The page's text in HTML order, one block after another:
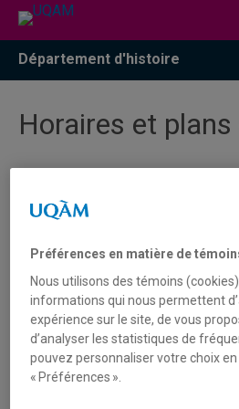
Accéder
recherche
Accéder
menu
pricipal
Accéder
zone
Département d'histoire
Horaires et
Plans de cours
Hiver 2026
Été 2026
Automne 2026
Grille Horaire
Préférences en matière de
Nous utilisons des témoins
informations qui nous permettent
expérience sur le site, de vous
d’analyser les statistiques de
pouvez personnaliser votre choix
« Préférences ».